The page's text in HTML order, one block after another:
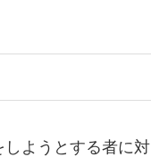
ようとする者に対